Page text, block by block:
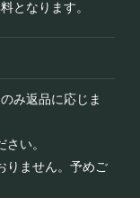
となります。
み返品に応じま
い。
りません。予めご